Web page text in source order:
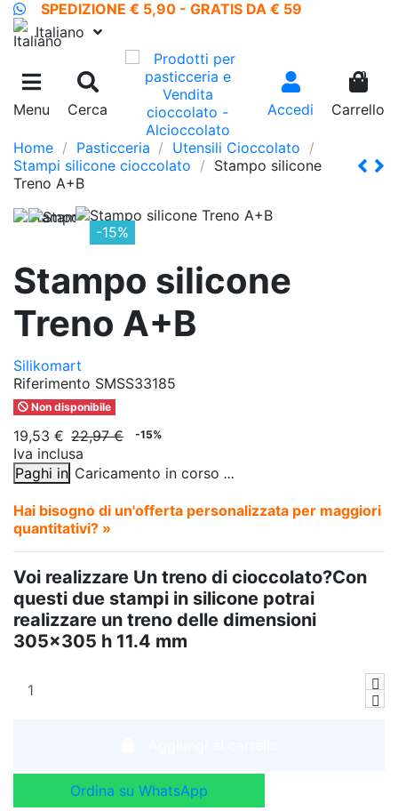
SPEDIZIONE € 5,90 - GRATIS DA € 59
Italiano
Menu Cerca Accedi
0
Carrello
Home Pasticceria
Utensili Cioccolato
Stampi silicone cioccolato
Stampo silicone
Treno A+B
-15%
Stampo silicone
Treno A+B
Silikomart
Riferimento SMSS33185
Non disponibile
19,53 € 22,97 € -15%
Iva inclusa
Paghi in Caricamento in corso ...
Hai bisogno di un'offerta personalizzata per maggiori
quantitativi? »
Voi realizzare Un treno di cioccolato?Con
questi due stampi in silicone potrai
realizzare un treno delle dimensioni
305x305 h 11.4 mm
Ordina su WhatsApp